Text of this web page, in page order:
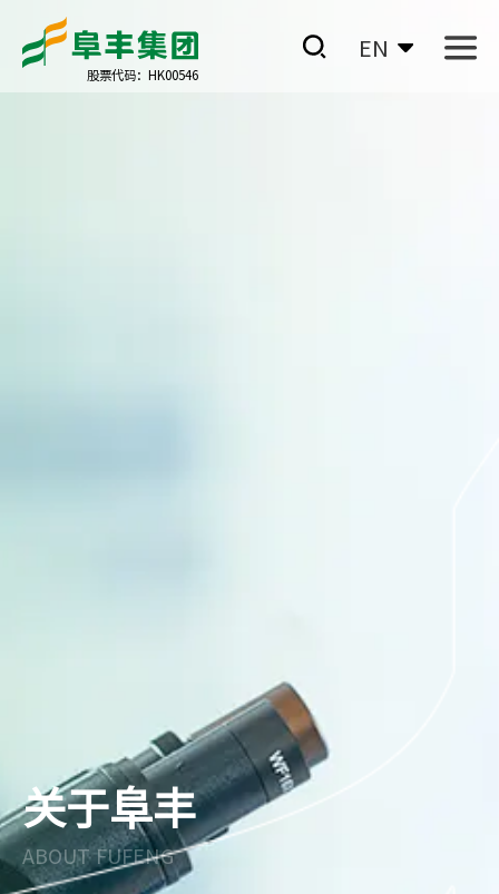
股票代码：HK00546
EN
关于阜丰
ABOUT FUFENG